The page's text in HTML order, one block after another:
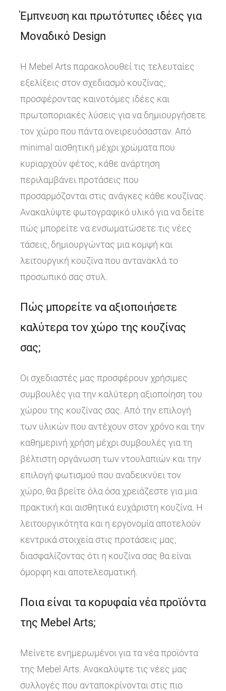
Έμπνευση και πρωτότυπες ιδέες για
Μοναδικό Design
Η Mebel Arts παρακολουθεί τις τελευταίες
εξελίξεις στον σχεδιασμό κουζίνας,
προσφέροντας καινοτόμες ιδέες και
πρωτοποριακές λύσεις για να δημιουργήσετε
τον χώρο που πάντα ονειρευόσασταν. Από
minimal αισθητική μέχρι χρώματα που
κυριαρχούν φέτος, κάθε ανάρτηση
περιλαμβάνει προτάσεις που
προσαρμόζονται στις ανάγκες κάθε κουζίνας.
Ανακαλύψτε φωτογραφικό υλικό για να δείτε
πώς μπορείτε να ενσωματώσετε τις νέες
τάσεις, δημιουργώντας μια κομψή και
λειτουργική κουζίνα που αντανακλά το
προσωπικό σας στυλ.
Πώς μπορείτε να αξιοποιήσετε
καλύτερα τον χώρο της κουζίνας
σας;
Οι σχεδιαστές μας προσφέρουν χρήσιμες
συμβουλές για την καλύτερη αξιοποίηση του
χώρου της κουζίνας σας. Από την επιλογή
των υλικών που αντέχουν στον χρόνο και την
καθημερινή χρήση μέχρι συμβουλές για τη
βέλτιστη οργάνωση των ντουλαπιών και την
επιλογή φωτισμού που αναδεικνύει τον
χώρο, θα βρείτε όλα όσα χρειάζεστε για μια
πρακτική και αισθητικά ευχάριστη κουζίνα. Η
λειτουργικότητα και η εργονομία αποτελούν
κεντρικά στοιχεία στις προτάσεις μας,
διασφαλίζοντας ότι η κουζίνα σας θα είναι
όμορφη και αποτελεσματική.
Ποια είναι τα κορυφαία νέα προϊόντα
της Mebel Arts;
Μείνετε ενημερωμένοι για τα νέα προϊόντα
της Mebel Arts. Ανακαλύψτε τις νέες μας
συλλογές που ανταποκρίνονται στις πιο